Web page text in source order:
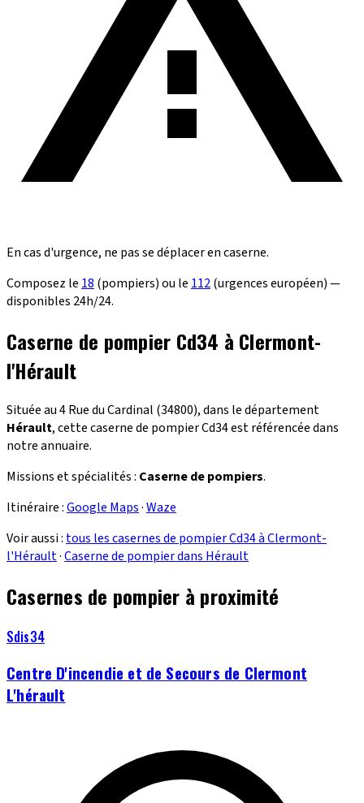
En cas d'urgence, ne pas se déplacer en caserne.
Composez le 18 (pompiers) ou le 112(urgences européen) —
disponibles 24h/24.
Caserne de pompier Cd34 à Clermont-
l'Hérault
Située au 4 Rue du Cardinal (34800), dans le département
Hérault, cette caserne de pompier Cd34 est référencée dans
notre annuaire.
Missions et spécialités : Caserne de pompiers.
Itinéraire :Google Maps·Waze
Voir aussi : tous les casernes de pompier Cd34 à Clermont-
l'Hérault·Caserne de pompier dans Hérault
Casernes de pompier à proximité
Sdis34
Centre D'incendie et de Secours de Clermont
L'hérault